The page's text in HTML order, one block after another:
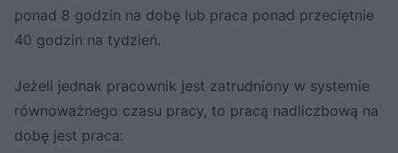
ponad 8 godzin na dobę lub praca ponad przeciętnie
40 godzin na tydzień.
Jeżeli jednak pracownik jest zatrudniony w systemie
równoważnego czasu pracy, to pracą nadliczbową na
dobę jest praca: